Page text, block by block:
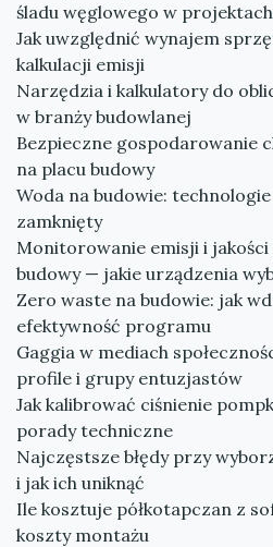
śladu węglowego w
Jak uwzględnić wynajem
kalkulacji emisji
Narzędzia i kalkulatory do
w branży budowlanej
Bezpieczne gospodarowanie
na placu budowy
Woda na budowie:
zamknięty
Monitorowanie emisji i
budowy — jakie urządzenia
Zero waste na budowie: jak
efektywność programu
Gaggia w mediach
profile i grupy entuzjastów
Jak kalibrować ciśnienie
porady techniczne
Najczęstsze błędy przy
i jak ich uniknąć
Ile kosztuje półkotapczan z
koszty montażu